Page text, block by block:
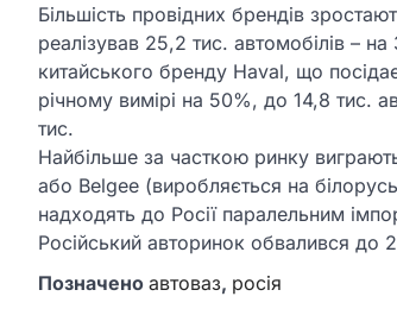
Більшість провідних брендів
реалізував 25,2 тис. автомобілів –
китайського бренду Haval, що
річному вимірі на 50%, до 14,8 тис.
тис.
Найбільше за часткою ринку
або Belgee (виробляється на
надходять до Росії паралельним
Російський авторинок обвалився до
Позначено автоваз, росія